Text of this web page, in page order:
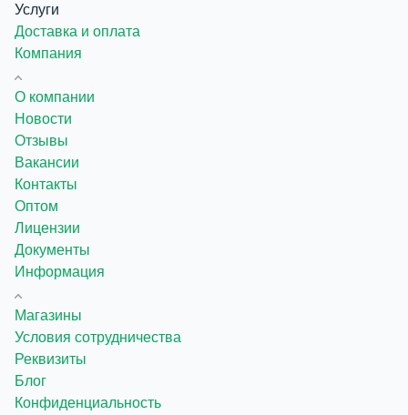
Услуги
Доставка и оплата
Компания
О компании
Новости
Отзывы
Вакансии
Контакты
Оптом
Лицензии
Документы
Информация
Магазины
Условия сотрудничества
Реквизиты
Блог
Конфиденциальность